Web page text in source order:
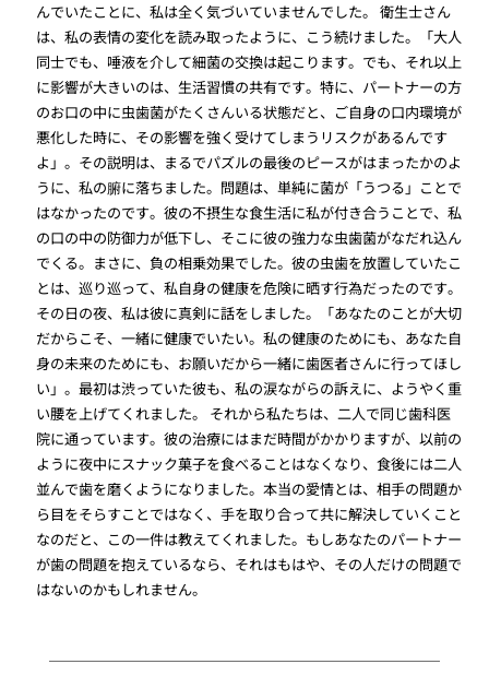
んでいたことに、私は全く気づいていませんでした。 衛生士さん
は、私の表情の変化を読み取ったように、こう続けました。「大人
同士でも、唾液を介して細菌の交換は起こります。でも、それ以上
に影響が大きいのは、生活習慣の共有です。特に、パートナーの方
のお口の中に虫歯菌がたくさんいる状態だと、ご自身の口内環境が
悪化した時に、その影響を強く受けてしまうリスクがあるんです
よ」。その説明は、まるでパズルの最後のピースがはまったかのよ
うに、私の腑に落ちました。問題は、単純に菌が「うつる」ことで
はなかったのです。彼の不摂生な食生活に私が付き合うことで、私
の口の中の防御力が低下し、そこに彼の強力な虫歯菌がなだれ込ん
でくる。まさに、負の相乗効果でした。彼の虫歯を放置していたこ
とは、巡り巡って、私自身の健康を危険に晒す行為だったのです。
その日の夜、私は彼に真剣に話をしました。「あなたのことが大切
だからこそ、一緒に健康でいたい。私の健康のためにも、あなた自
身の未来のためにも、お願いだから一緒に歯医者さんに行ってほし
い」。最初は渋っていた彼も、私の涙ながらの訴えに、ようやく重
い腰を上げてくれました。 それから私たちは、二人で同じ歯科医
院に通っています。彼の治療にはまだ時間がかかりますが、以前の
ように夜中にスナック菓子を食べることはなくなり、食後には二人
並んで歯を磨くようになりました。本当の愛情とは、相手の問題か
ら目をそらすことではなく、手を取り合って共に解決していくこと
なのだと、この一件は教えてくれました。もしあなたのパートナー
が歯の問題を抱えているなら、それはもはや、その人だけの問題で
はないのかもしれません。